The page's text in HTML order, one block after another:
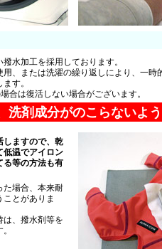
水加工を採用しております。
、または洗濯の繰り返しにより、一時
す。
合は復活しない場合がございます。
洗剤成分がのこらないよ
しますので、乾
低温でアイロン
る等の方法も有
た場合、本来耐
とがありま
は、撥水剤等を